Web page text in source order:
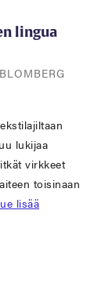
lingua
lukijaa
virkkeet
toisinaan
lisää